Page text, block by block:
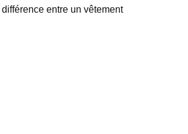
entre un vêtement